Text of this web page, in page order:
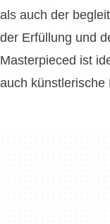
als auch der
der Erfüllung und
Masterpieced ist
auch künstlerische